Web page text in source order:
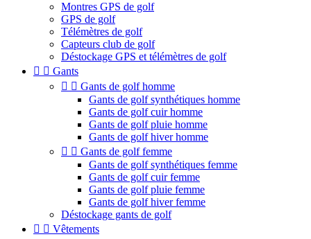
Montres GPS de golf
GPS de golf
Télémètres de golf
Capteurs club de golf
Déstockage GPS et télémètres de golf
  Gants
  Gants de golf homme
Gants de golf synthétiques homme
Gants de golf cuir homme
Gants de golf pluie homme
Gants de golf hiver homme
  Gants de golf femme
Gants de golf synthétiques femme
Gants de golf cuir femme
Gants de golf pluie femme
Gants de golf hiver femme
Déstockage gants de golf
  Vêtements